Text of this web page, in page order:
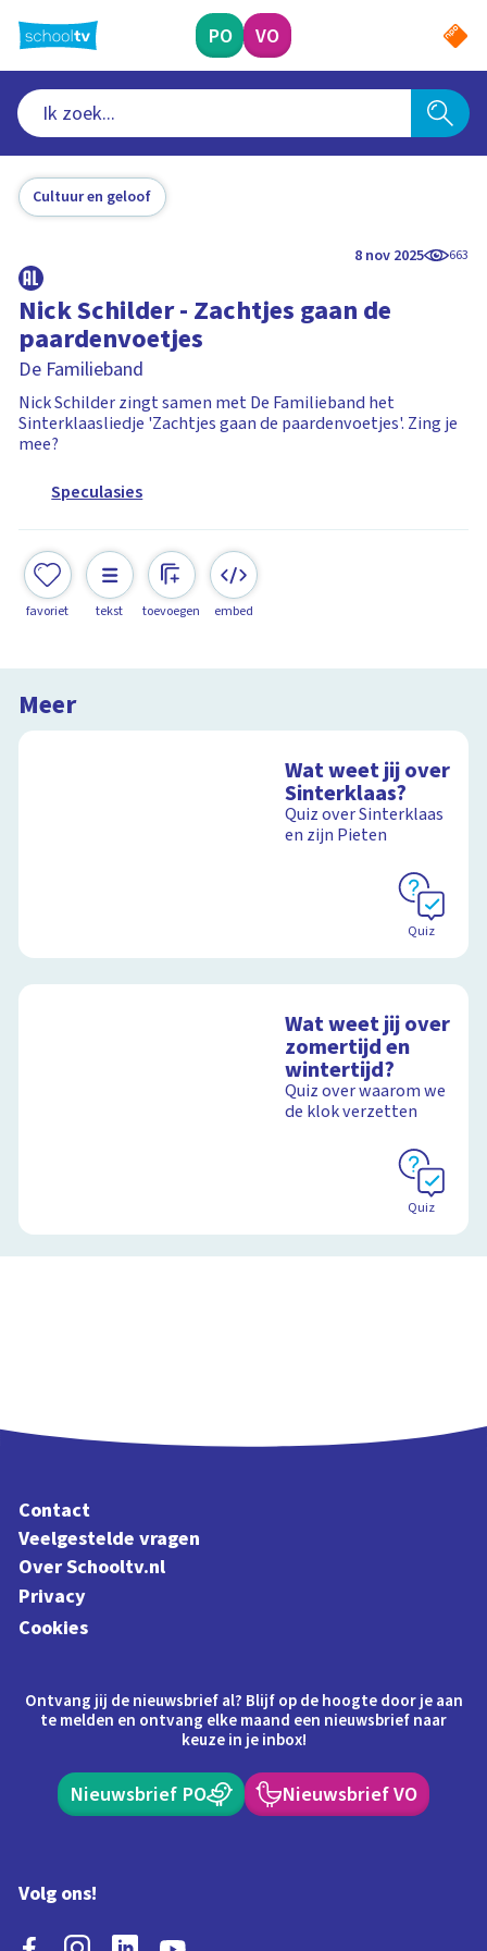
naar
hoofdinhoud
PO VO
Cultuur en geloof
8 nov 2025 663
Nick Schilder - Zachtjes gaan de
paardenvoetjes
De Familieband
Nick Schilder zingt samen met De Familieband het
Sinterklaasliedje 'Zachtjes gaan de paardenvoetjes'. Zing je
mee?
Speculasies
favoriet tekst toevoegen embed
Meer
Wat weet jij over
Sinterklaas?
Quiz over Sinterklaas
en zijn Pieten
Quiz
Wat weet jij over
zomertijd en
wintertijd?
Quiz over waarom we
de klok verzetten
Quiz
Contact
Veelgestelde vragen
Over Schooltv.nl
Privacy
Cookies
Ontvang jij de nieuwsbrief al? Blijf op de hoogte door je aan
te melden en ontvang elke maand een nieuwsbrief naar
keuze in je inbox!
Nieuwsbrief PO Nieuwsbrief VO
Volg ons!